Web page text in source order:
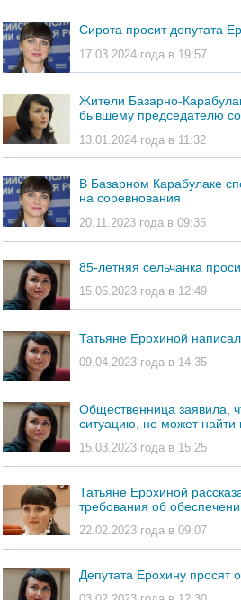
Сирота просит депутата
17.03.2024 года в 19:57
Жители Базарно-
бывшему председателю
13.01.2024 года в 11:32
В Базарном Карабулаке
на соревнования
20.11.2023 года в 09:35
85-летняя сельчанка
15.06.2023 года в 12:49
Татьяне Ерохиной
09.04.2023 года в 14:35
Общественница заявила,
ситуацию, не может
15.03.2023 года в 15:25
Татьяне Ерохиной
требования об
22.02.2023 года в 09:07
Депутата Ерохину просят